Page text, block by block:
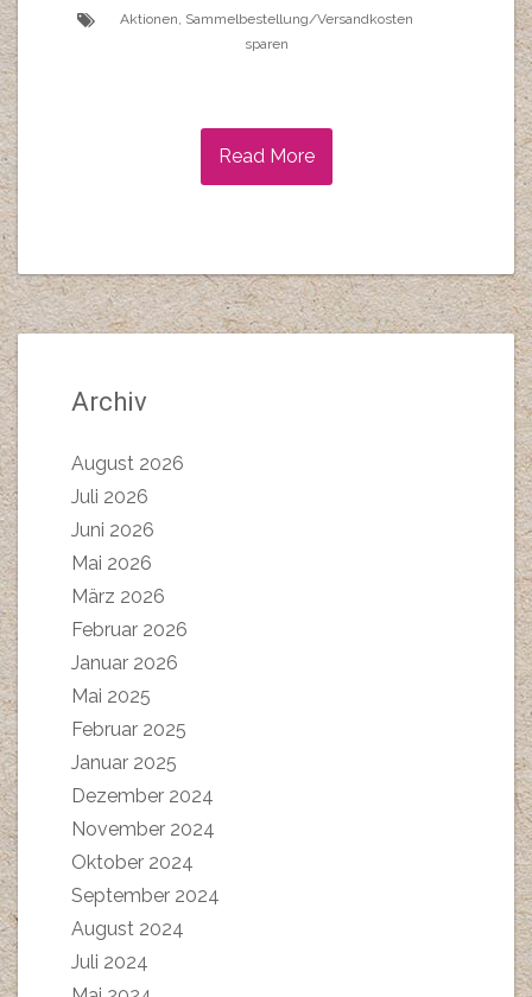
Aktionen, Sammelbestellung/Versandkosten
sparen
Read More
Archiv
August 2026
Juli 2026
Juni 2026
Mai 2026
März 2026
Februar 2026
Januar 2026
Mai 2025
Februar 2025
Januar 2025
Dezember 2024
November 2024
Oktober 2024
September 2024
August 2024
Juli 2024